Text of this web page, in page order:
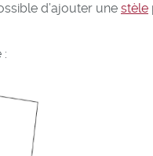
d’ajouter une stèle
: